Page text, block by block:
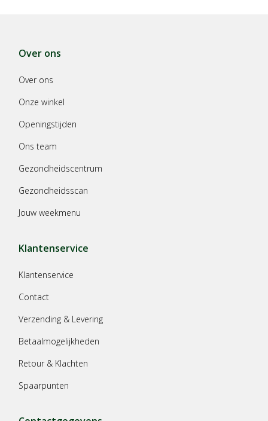
Over ons
Over ons
Onze winkel
Openingstijden
Ons team
Gezondheidscentrum
Gezondheidsscan
Jouw weekmenu
Klantenservice
Klantenservice
Contact
Verzending & Levering
Betaalmogelijkheden
Retour & Klachten
Spaarpunten